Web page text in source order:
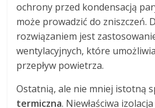
ochrony przed kondensacją
może prowadzić do zniszczeń.
rozwiązaniem jest
wentylacyjnych, które
przepływ powietrza.
Ostatnią, ale nie mniej istotną
termiczna. Niewłaściwa